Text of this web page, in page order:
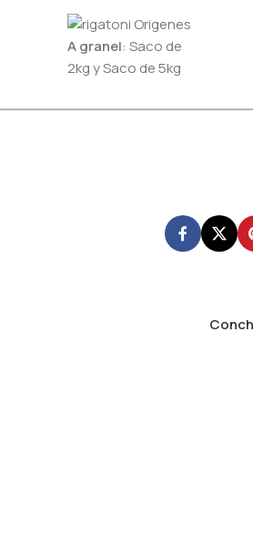
A granel: Saco de
2kg y Saco de 5kg